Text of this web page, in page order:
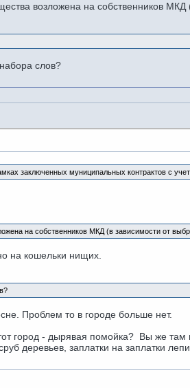
возложена на собственников МКД
слов?
заключенных муниципальных контрактов с
на собственников МКД (в зависимости от
на кошельки нищих.
Проблем то в городе больше нет.
город - дырявая помойка? Вы же
деревьев, заплатки на заплатки